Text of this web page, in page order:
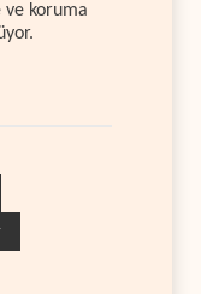
koruma